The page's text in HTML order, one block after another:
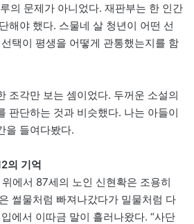
의 문제가 아니었다. 재판부는 한 인간
해야 했다. 스물네 살 청년이 어떤 선
택이 평생을 어떻게 관통했는지를 함
조각만 보는 셈이었다. 두꺼운 소설의
판단하는 것과 비슷했다. 나는 아들이
을 들여다봤다.
의 기억
에서 87세의 노인 신현확은 조용히
썰물처럼 빠져나갔다가 밀물처럼 다
에서 이따금 말이 흘러나왔다. “사단